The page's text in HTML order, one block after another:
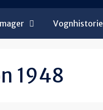
Vognhistorie
1948